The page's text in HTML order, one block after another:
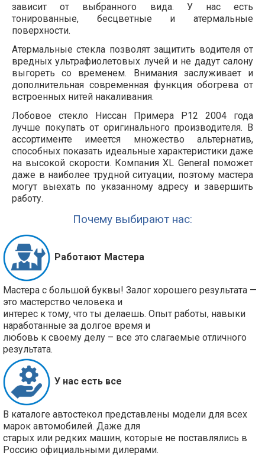
зависит от выбранного вида. У нас есть
тонированные, бесцветные и атермальные
поверхности.
Атермальные стекла позволят защитить водителя от
вредных ультрафиолетовых лучей и не дадут салону
выгореть со временем. Внимания заслуживает и
дополнительная современная функция обогрева от
встроенных нитей накаливания.
Лобовое стекло Ниссан Примера P12 2004 года
лучше покупать от оригинального производителя. В
ассортименте имеется множество альтернатив,
способных показать идеальные характеристики даже
на высокой скорости. Компания XL General поможет
даже в наиболее трудной ситуации, поэтому мастера
могут выехать по указанному адресу и завершить
работу.
Почему выбирают нас:
Работают Мастера
Мастера с большой буквы! Залог хорошего результата —
это мастерство человека и
интерес к тому, что ты делаешь. Опыт работы, навыки
наработанные за долгое время и
любовь к своему делу – все это слагаемые отличного
результата.
У нас есть все
В каталоге автостекол представлены модели для всех
марок автомобилей. Даже для
старых или редких машин, которые не поставлялись в
Россию официальными дилерами.